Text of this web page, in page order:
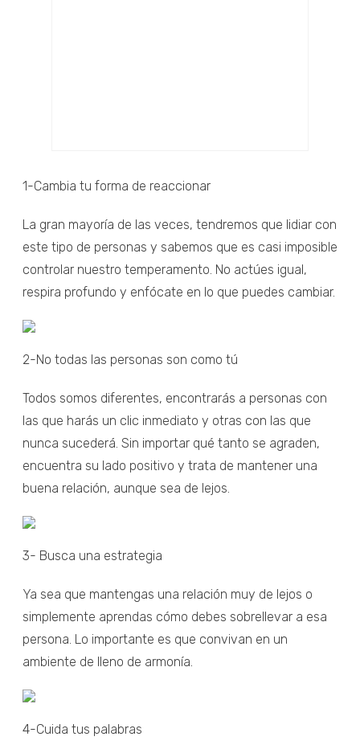
1-Cambia tu forma de reaccionar
La gran mayoría de las veces, tendremos que lidiar con
este tipo de personas y sabemos que es casi imposible
controlar nuestro temperamento. No actúes igual,
respira profundo y enfócate en lo que puedes cambiar.
2-No todas las personas son como tú
Todos somos diferentes, encontrarás a personas con
las que harás un clic inmediato y otras con las que
nunca sucederá. Sin importar qué tanto se agraden,
encuentra su lado positivo y trata de mantener una
buena relación, aunque sea de lejos.
3- Busca una estrategia
Ya sea que mantengas una relación muy de lejos o
simplemente aprendas cómo debes sobrellevar a esa
persona. Lo importante es que convivan en un
ambiente de lleno de armonía.
4-Cuida tus palabras